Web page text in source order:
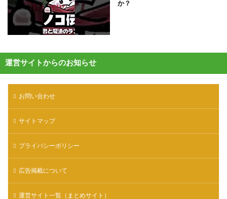
か？
運営サイトからのお知らせ
お問い合わせ
サイトマップ
プライバシーポリシー
広告掲載について
運営サイト一覧（まとめサイト）